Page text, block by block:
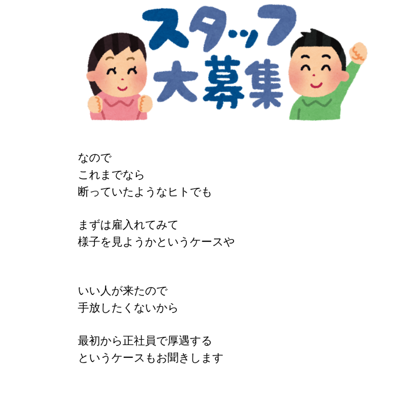
なので
これまでなら
断っていたようなヒトでも
まずは雇入れてみて
様子を見ようかというケースや
いい人が来たので
手放したくないから
最初から正社員で厚遇する
というケースもお聞きします